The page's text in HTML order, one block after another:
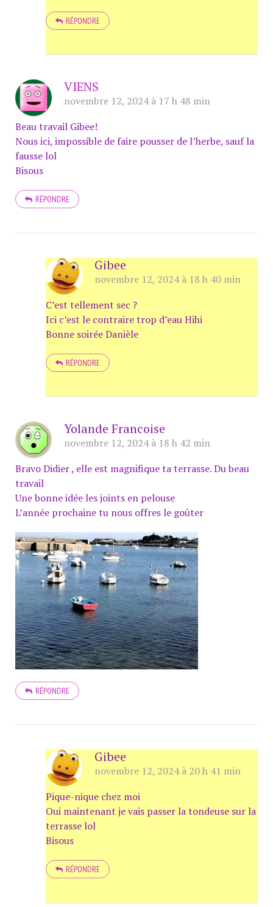
RÉPONDRE
VIENS
novembre 12, 2024 à 17 h 48 min
Beau travail Gibee!
Nous ici, impossible de faire pousser de l’herbe, sauf la
fausse lol
Bisous
RÉPONDRE
Gibee
novembre 12, 2024 à 18 h 40 min
C’est tellement sec ?
Ici c’est le contraire trop d’eau Hihi
Bonne soirée Danièle
RÉPONDRE
Yolande Francoise
novembre 12, 2024 à 18 h 42 min
Bravo Didier , elle est magnifique ta terrasse. Du beau
travail
Une bonne idée les joints en pelouse
L’année prochaine tu nous offres le goûter
RÉPONDRE
Gibee
novembre 12, 2024 à 20 h 41 min
Pique-nique chez moi
Oui maintenant je vais passer la tondeuse sur la
terrasse lol
Bisous
RÉPONDRE